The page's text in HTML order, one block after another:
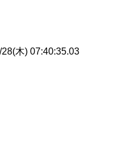
木) 07:40:35.03